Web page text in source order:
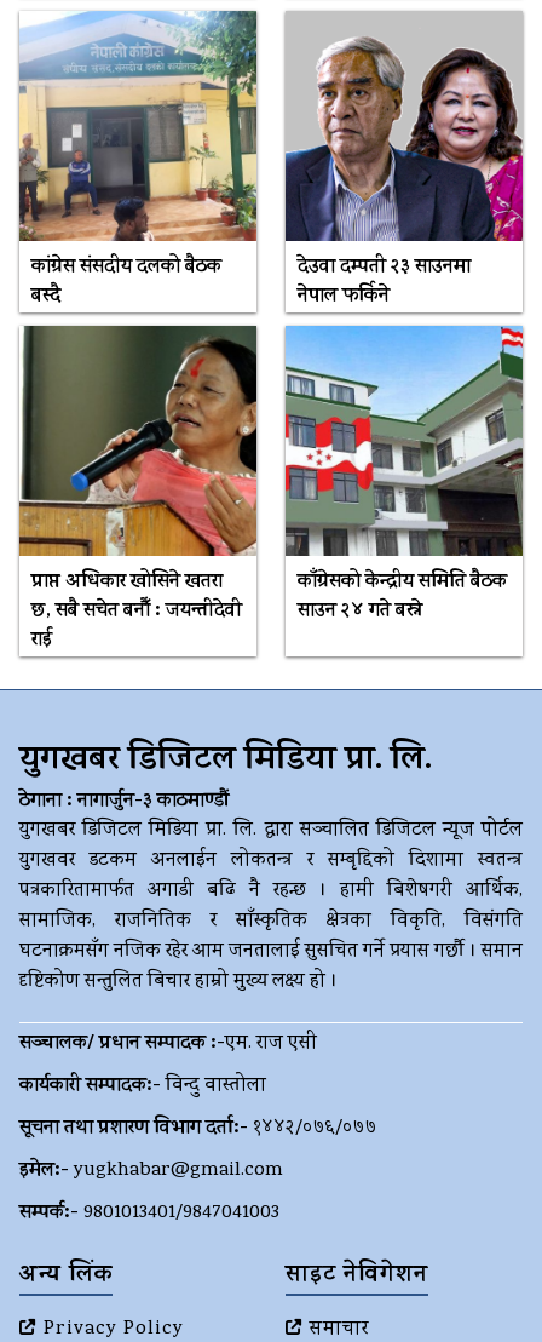
कांग्रेस संसदीय दलको बैठक
बस्दै
देउवा दम्पती २३ साउनमा
नेपाल फर्किने
प्राप्त अधिकार खोसिने खतरा
छ, सबै सचेत बनौँ : जयन्तीदेवी
राई
काँग्रेसको केन्द्रीय समिति बैठक
साउन २४ गते बस्ने
युगखबर डिजिटल मिडिया प्रा. लि.
ठेगाना : नागार्जुन-३ काठमाण्डौं
युगखबर डिजिटल मिडिया प्रा. लि. द्धारा सञ्चालित डिजिटल न्यूज पोर्टल
युगखवर डटकम अनलाईन लोकतन्त्र र सम्बृद्दिको दिशामा स्वतन्त्र
पत्रकारितामार्फत अगाडी बढि नै रहन्छ । हामी बिशेषगरी आर्थिक,
सामाजिक, राजनितिक र साँस्कृतिक क्षेत्रका विकृति, विसंगति
घटनाक्रमसँग नजिक रहेर आम जनतालाई सुसचित गर्ने प्रयास गर्छौ । समान
दृष्टिकोण सन्तुलित बिचार हाम्रो मुख्य लक्ष्य हो ।
सञ्चालक/ प्रधान सम्पादक :-एम. राज एसी
कार्यकारी सम्पादक:-विन्दु वास्तोला
सूचना तथा प्रशारण विभाग दर्ता:- १४४२/०७६/०७७
इमेल:- yugkhabar@gmail.com
सम्पर्क:- 9801013401/9847041003
अन्य लिंक
Privacy Policy
साइट नेविगेशन
समाचार